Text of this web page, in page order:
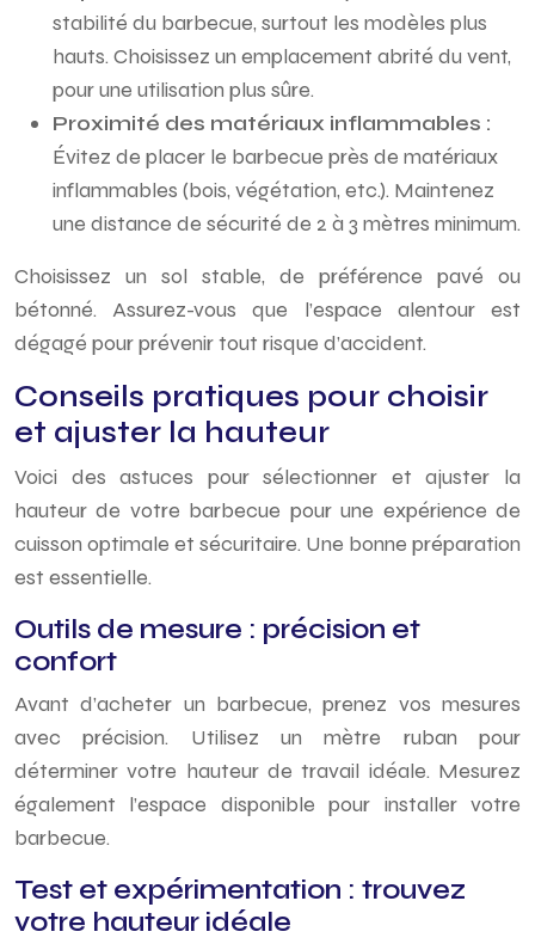
stabilité du barbecue, surtout les modèles plus
hauts. Choisissez un emplacement abrité du vent,
pour une utilisation plus sûre.
Proximité des matériaux inflammables :
Évitez de placer le barbecue près de matériaux
inflammables (bois, végétation, etc.). Maintenez
une distance de sécurité de 2 à 3 mètres minimum.
Choisissez un sol stable, de préférence pavé ou
bétonné. Assurez-vous que l’espace alentour est
dégagé pour prévenir tout risque d’accident.
Conseils pratiques pour choisir
et ajuster la hauteur
Voici des astuces pour sélectionner et ajuster la
hauteur de votre barbecue pour une expérience de
cuisson optimale et sécuritaire. Une bonne préparation
est essentielle.
Outils de mesure : précision et
confort
Avant d’acheter un barbecue, prenez vos mesures
avec précision. Utilisez un mètre ruban pour
déterminer votre hauteur de travail idéale. Mesurez
également l’espace disponible pour installer votre
barbecue.
Test et expérimentation : trouvez
votre hauteur idéale